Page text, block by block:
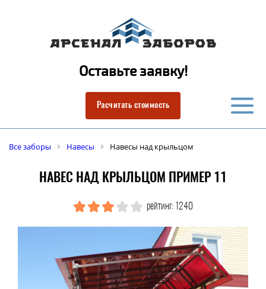
Оставьте заявку!
Расчитать стоимость
Все заборы Навесы Навесы над крыльцом
НАВЕС НАД КРЫЛЬЦОМ ПРИМЕР 11
рейтинг: 1240